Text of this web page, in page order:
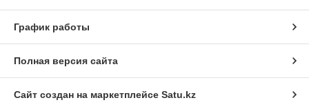
График работы
Полная версия сайта
Сайт создан на маркетплейсе Satu.kz